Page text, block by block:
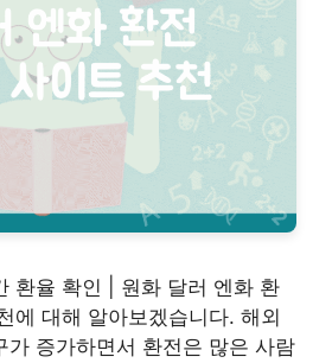
환율 확인 | 원화 달러 엔화 환
에 대해 알아보겠습니다. 해외
가 증가하면서 환전은 많은 사람